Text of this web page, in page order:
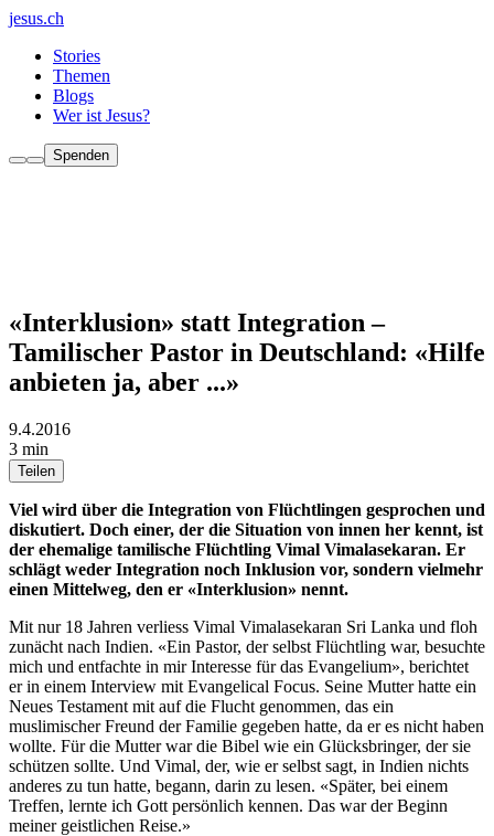
jesus.ch
Stories
Themen
Blogs
Wer ist Jesus?
Spenden
«Interklusion» statt Integration –
Tamilischer Pastor in Deutschland: «Hilfe
anbieten ja, aber ...»
9.4.2016
3 min
Teilen
Viel wird über die Integration von Flüchtlingen gesprochen und
diskutiert. Doch einer, der die Situation von innen her kennt, ist
der ehemalige tamilische Flüchtling Vimal Vimalasekaran. Er
schlägt weder Integration noch Inklusion vor, sondern vielmehr
einen Mittelweg, den er «Interklusion» nennt.
Mit nur 18 Jahren verliess Vimal Vimalasekaran Sri Lanka und floh
zunächt nach Indien. «Ein Pastor, der selbst Flüchtling war, besuchte
mich und entfachte in mir Interesse für das Evangelium», berichtet
er in einem Interview mit Evangelical Focus. Seine Mutter hatte ein
Neues Testament mit auf die Flucht genommen, das ein
muslimischer Freund der Familie gegeben hatte, da er es nicht haben
wollte. Für die Mutter war die Bibel wie ein Glücksbringer, der sie
schützen sollte. Und Vimal, der, wie er selbst sagt, in Indien nichts
anderes zu tun hatte, begann, darin zu lesen. «Später, bei einem
Treffen, lernte ich Gott persönlich kennen. Das war der Beginn
meiner geistlichen Reise.»